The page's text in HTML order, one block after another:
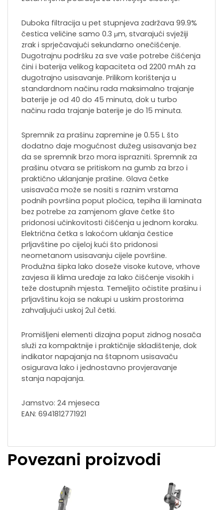
Duboka filtracija u pet stupnjeva zadržava 99.9%
čestica veličine samo 0.3 μm, stvarajući svježiji
zrak i sprječavajući sekundarno onečišćenje.
Dugotrajnu podršku za sve vaše potrebe čišćenja
čini i baterija velikog kapaciteta od 2200 mAh za
dugotrajno usisavanje. Prilikom korištenja u
standardnom načinu rada maksimalno trajanje
baterije je od 40 do 45 minuta, dok u turbo
načinu rada trajanje baterije je do 15 minuta.
Spremnik za prašinu zapremine je 0.55 L što
dodatno daje mogućnost dužeg usisavanja bez
da se spremnik brzo mora isprazniti. Spremnik za
prašinu otvara se pritiskom na gumb za brzo i
praktično uklanjanje prašine. Glava četke
usisavača može se nositi s raznim vrstama
podnih površina poput pločica, tepiha ili laminata
bez potrebe za zamjenom glave četke što
pridonosi učinkovitosti čišćenja u jednom koraku.
Električna četka s lakoćom uklanja čestice
prljavštine po cijeloj kući što pridonosi
neometanom usisavanju cijele površine.
Produžna šipka lako doseže visoke kutove, vrhove
zavjesa ili klima uređaje za lako čišćenje visokih i
teže dostupnih mjesta. Temeljito očistite prašinu i
prljavštinu koja se nakupi u uskim prostorima
zahvaljujući uskoj 2u1 četki.
Promišljeni elementi dizajna poput zidnog nosača
služi za kompaktnije i praktičnije skladištenje, dok
indikator napajanja na štapnom usisavaču
osigurava lako i jednostavno provjeravanje
stanja napajanja.
Jamstvo: 24 mjeseca
EAN: 6941812771921
Povezani proizvodi